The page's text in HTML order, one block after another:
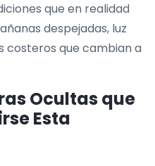
que en realidad
despejadas, luz
costeros que cambian a
Ocultas que
Esta